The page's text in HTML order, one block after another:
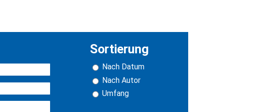
Sortierung
Nach Datum
Nach Autor
Umfang